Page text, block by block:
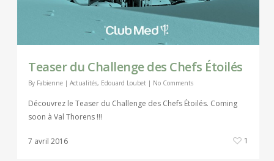
Teaser du Challenge des Chefs Étoilés
By Fabienne | Actualités, Edouard Loubet | No Comments
Découvrez le Teaser du Challenge des Chefs Étoilés. Coming
soon à Val Thorens !!!
7 avril 2016 1